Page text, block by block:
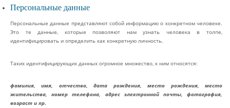
Персональные данные
Персональные данные представляют собой информацию о конкретном человеке.
Это те данные, которые позволяют нам узнать человека в толпе,
идентифицировать и определить как конкретную личность.
Таких идентифицирующих данных огромное множество, к ним относятся:
фамилия, имя, отчество, дата рождения, место рождения, место
жительства, номер телефона, адрес электронной почты, фотография,
возраст и пр.